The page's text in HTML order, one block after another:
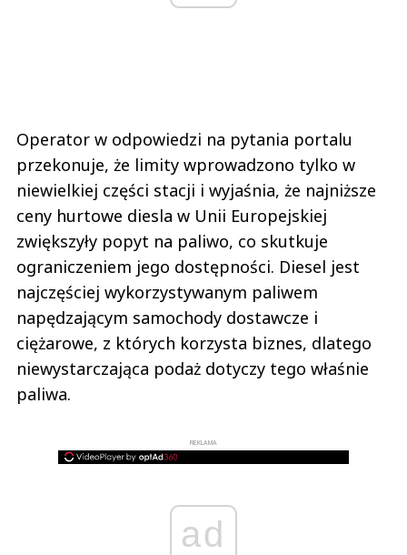
Operator w odpowiedzi na pytania portalu
przekonuje, że limity wprowadzono tylko w
niewielkiej części stacji i wyjaśnia, że najniższe
ceny hurtowe diesla w Unii Europejskiej
zwiększyły popyt na paliwo, co skutkuje
ograniczeniem jego dostępności. Diesel jest
najczęściej wykorzystywanym paliwem
napędzającym samochody dostawcze i
ciężarowe, z których korzysta biznes, dlatego
niewystarczająca podaż dotyczy tego właśnie
paliwa.
REKLAMA
ad